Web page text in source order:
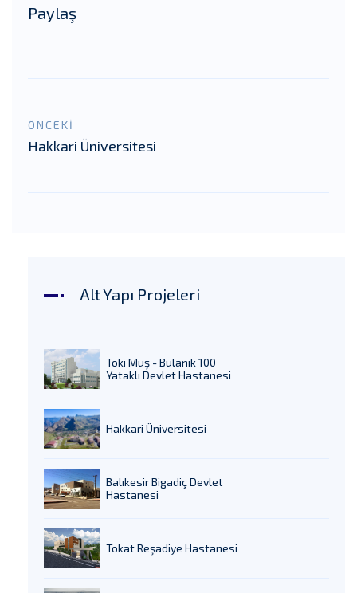
Paylaş
ÖNCEKİ
Hakkari Üniversitesi
Alt Yapı Projeleri
Toki Muş - Bulanık 100
Yataklı Devlet Hastanesi
Hakkari Üniversitesi
Balıkesir Bigadiç Devlet
Hastanesi
Tokat Reşadiye Hastanesi